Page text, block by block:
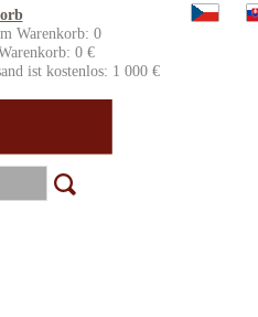
Warenkorb: 0
0 €
ist kostenlos: 1 000 €